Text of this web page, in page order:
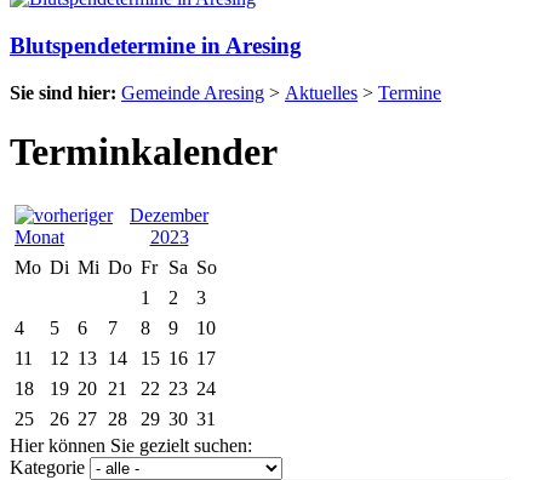
Blutspendetermine in Aresing
Sie sind hier: Gemeinde Aresing > Aktuelles > Termine
Terminkalender
Dezember
2023
Mo Di Mi Do Fr Sa So
1
2
3
4
5 6 7 8 9
10
11
12 13 14 15 16 17
18
19 20 21 22 23 24
25
26 27 28 29 30 31
Hier können Sie gezielt suchen:
Kategorie